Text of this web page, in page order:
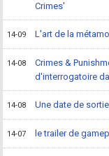
Crimes'
14-09 L'art de la
14-08
Crimes &
d'interrogatoire
14-08 Une date de
14-07 le trailer de